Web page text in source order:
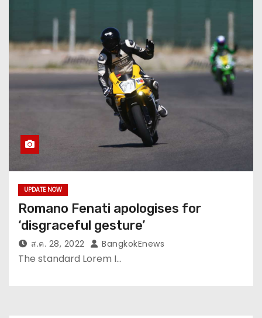
UPDATE NOW
Romano Fenati apologises for
‘disgraceful gesture’
ส.ค. 28, 2022 BangkokEnews
The standard Lorem I…